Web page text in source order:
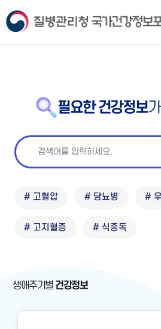
필요한 건강정보
# 고혈압 # 당뇨병 #
# 고지혈증 # 식중독
생애주기별 건강정보